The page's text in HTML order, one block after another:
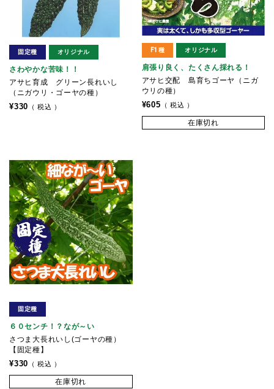
固定種 オリジナル
さわやかな苦味！！
アサヒ育成 グリーン長れいし
（ニガウリ・ゴーヤの種）
¥330 税込
F1種 オリジナル
肩張り良く、たくさん採れる！
アサヒ交配 島育ちゴーヤ（ニガ
ウリの種）
¥605 税込
在庫切れ
固定種
６０センチ！？なが～い
さつま大長れいし(ゴーヤの種）
【固定種】
¥330 税込
在庫切れ